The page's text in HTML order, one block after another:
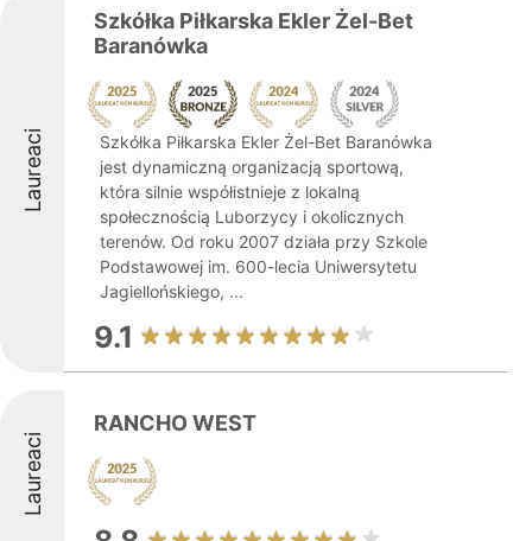
Laureaci
Szkółka Piłkarska Ekler Żel-Bet
Baranówka
Szkółka Piłkarska Ekler Żel-Bet Baranówka
jest dynamiczną organizacją sportową,
która silnie współistnieje z lokalną
społecznością Luborzycy i okolicznych
terenów. Od roku 2007 działa przy Szkole
Podstawowej im. 600-lecia Uniwersytetu
Jagiellońskiego, ...
9.1
Laureaci
RANCHO WEST